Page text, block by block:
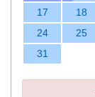
17
18
24
25
31